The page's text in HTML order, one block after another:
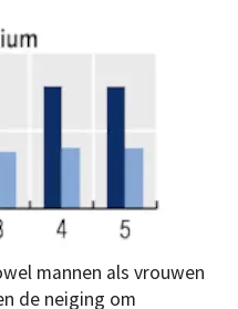
mannen als vrouwen
de neiging om